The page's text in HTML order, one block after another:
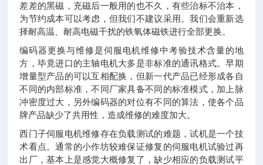
差差的黑磁，充磁后一般用的也不久，有些治标不治本，
为节约成本可以考虑，但我们不建议采用。我们会重新选
择耐高温、耐高电磁干扰的铁氧体磁铁进行全部更换。
编码器更换与维修是伺服电机维修中考验技术含量的地
方，毕竟进口的主轴电机大多是非标准的通讯格式。早期
增量型产品的可以互相配换，但新一代产品已经形成各自
不同的内部标准，不同厂家具备不同的标准模式，加上脉
冲密度过大，另外编码器的对位有不同的算法，使各个品
牌产品缺少了共用性，造成维修的难度加大。
西门子伺服电机维修存在负载测试的难题，试机是一个技
术看点。通常的小作坊较难保证修复的伺服电机试验过再
出厂，基本上是感觉大概修复了，缺少相应的负载测试平